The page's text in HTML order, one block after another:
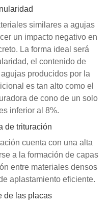
similares a agujas
un impacto negativo en
La forma ideal será
el contenido de
producidos por la
es tan alto como el
de cono de un solo
inferior al 8%.
de trituración
cuenta con una alta
a la formación de capas
entre materiales densos
aplastamiento eficiente.
de las placas